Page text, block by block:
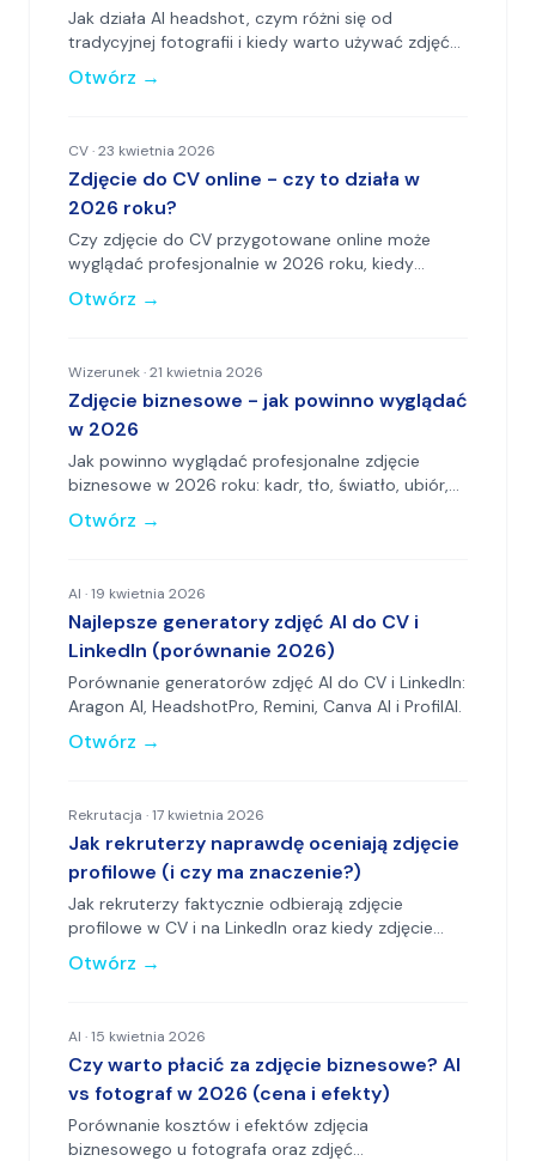
Jak działa AI headshot, czym różni się od
tradycyjnej fotografii i kiedy warto używać zdjęć
generowanych przez AI w CV i na LinkedIn.
Otwórz →
CV·23 kwietnia 2026
Zdjęcie do CV online - czy to działa w
2026 roku?
Czy zdjęcie do CV przygotowane online może
wyglądać profesjonalnie w 2026 roku, kiedy
wystarczy i jakie ma ograniczenia.
Otwórz →
Wizerunek·21 kwietnia 2026
Zdjęcie biznesowe - jak powinno wyglądać
w 2026
Jak powinno wyglądać profesjonalne zdjęcie
biznesowe w 2026 roku: kadr, tło, światło, ubiór,
postawa i najczęstsze błędy.
Otwórz →
AI ·19 kwietnia 2026
Najlepsze generatory zdjęć AI do CV i
LinkedIn (porównanie 2026)
Porównanie generatorów zdjęć AI do CV i LinkedIn:
Aragon AI, HeadshotPro, Remini, Canva AI i ProfilAI.
Otwórz →
Rekrutacja ·17 kwietnia 2026
Jak rekruterzy naprawdę oceniają zdjęcie
profilowe (i czy ma znaczenie?)
Jak rekruterzy faktycznie odbierają zdjęcie
profilowe w CV i na LinkedIn oraz kiedy zdjęcie
pomaga albo szkodzi aplikacji.
Otwórz →
AI ·15 kwietnia 2026
Czy warto płacić za zdjęcie biznesowe? AI
vs fotograf w 2026 (cena i efekty)
Porównanie kosztów i efektów zdjęcia
biznesowego u fotografa oraz zdjęć